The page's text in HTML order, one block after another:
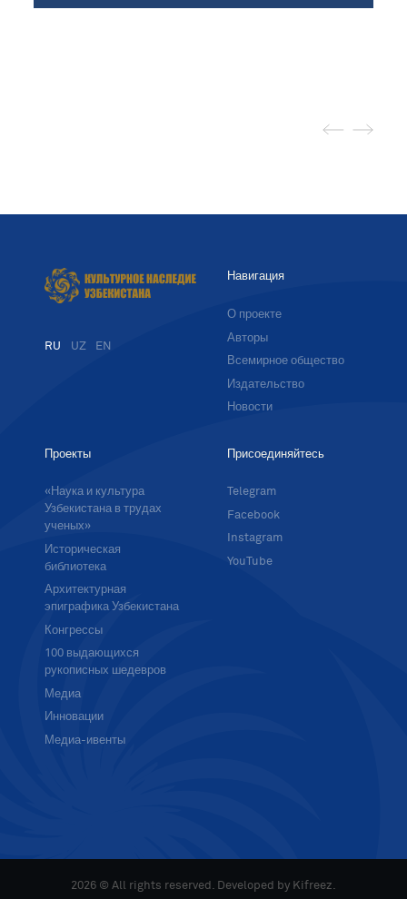
RU UZ EN
Навигация
О проекте
Авторы
Всемирное общество
Издательство
Новости
Проекты
«Наука и культура
Узбекистана в трудах
ученых»
Историческая
библиотека
Архитектурная
эпиграфика Узбекистана
Конгрессы
100 выдающихся
рукописных шедевров
Медиа
Инновации
Медиа-ивенты
Присоединяйтесь
Telegram
Facebook
Instagram
YouTube
2026 © All rights reserved. Developed by Kifreez.